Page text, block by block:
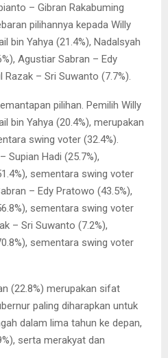
– Gibran Rakabuming
pilihannya kepada Willy
bin Yahya (21.4%), Nadalsyah
Agustiar Sabran – Edy
– Sri Suwanto (7.7%).
pilihan. Pemilih Willy
bin Yahya (20.4%), merupakan
swing voter (32.4%).
Supian Hadi (25.7%),
sementara swing voter
– Edy Pratowo (43.5%),
sementara swing voter
– Sri Suwanto (7.2%),
sementara swing voter
(22.8%) merupakan sifat
paling diharapkan untuk
dalam lima tahun ke depan,
serta merakyat dan